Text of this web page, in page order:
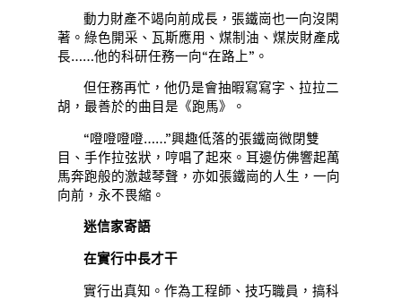
動力財產不竭向前成長，張鐵崗也一向沒閑
著。綠色開采、瓦斯應用、煤制油、煤炭財產成
長……他的科研任務一向“在路上”。
但任務再忙，他仍是會抽暇寫寫字、拉拉二
胡，最善於的曲目是《跑馬》。
“噔噔噔噔……”興趣低落的張鐵崗微閉雙
目、手作拉弦狀，哼唱了起來。耳邊仿佛響起萬
馬奔跑般的激越琴聲，亦如張鐵崗的人生，一向
向前，永不畏縮。
迷信家寄語
在實行中長才干
實行出真知。作為工程師、技巧職員，搞科